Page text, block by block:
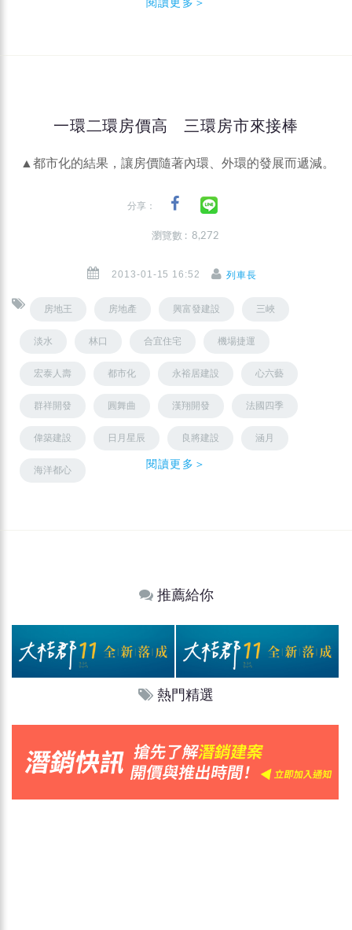
一環二環房價高 三環房市來接棒
▲都市化的結果，讓房價隨著內環、外環的發展而遞減。
分享：
瀏覽數 : 8,272
2013-01-15 16:52 列車長
房地王 房地產 興富發建設 三峽
淡水 林口 合宜住宅 機場捷運
宏泰人壽 都市化 永裕居建設 心六藝
群祥開發 圓舞曲 漢翔開發 法國四季
偉築建設 日月星辰 良將建設 涵月
海洋都心 閱讀更多＞
推薦給你
熱門精選